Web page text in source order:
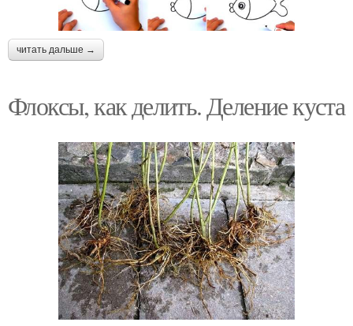
читать дальше →
Флоксы, как делить. Деление куста